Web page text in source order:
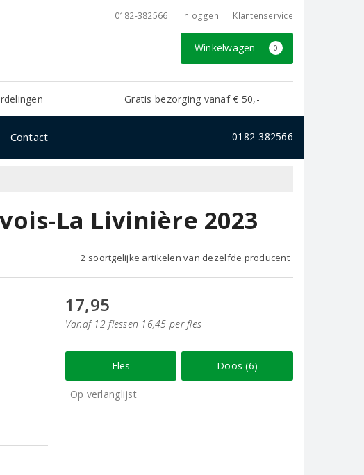
0182-382566 Inloggen Klantenservice
Winkelwagen 0
Gratis bezorging vanaf € 50,-
Contact 0182-382566
La Livinière 2023
2 soortgelijke artikelen van dezelfde producent
17,95
Vanaf 12 flessen 16,45 per fles
Fles Doos (6)
Op verlanglijst